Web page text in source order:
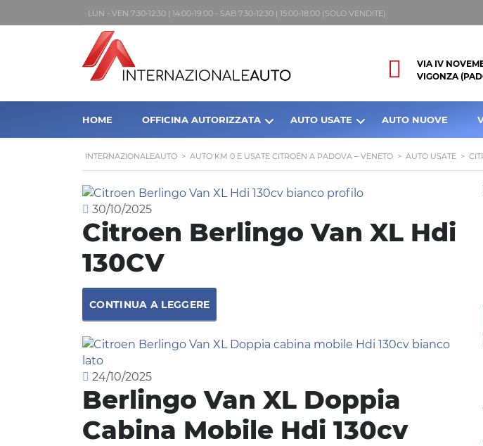
LUN - VEN 7:30-12:30 | 14:00-19:00 - SAB 7:30-12:30 | 15:00-18:00 (SOLO VENDITE)
VIA IV
VIGONZA
HOME OFFICINA AUTORIZZATA AUTO USATE AUTO NUOVE
INTERNAZIONALEAUTO > AUTO KM 0 E USATE CITROËN A PADOVA – VENETO > AUTO USATE >
30/10/2025
Citroen Berlingo Van XL Hdi
130CV
CONTINUA A LEGGERE
24/10/2025
Berlingo Van XL Doppia
Cabina Mobile Hdi 130cv